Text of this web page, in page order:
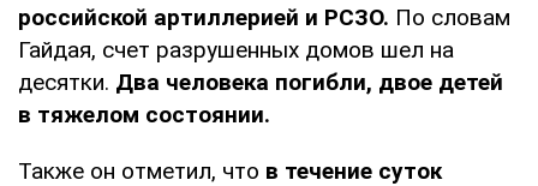
российской артиллерией и РСЗО. По словам
Гайдая, счет разрушенных домов шел на
десятки. Два человека погибли, двое детей
в тяжелом состоянии.
Также он отметил, что в течение суток